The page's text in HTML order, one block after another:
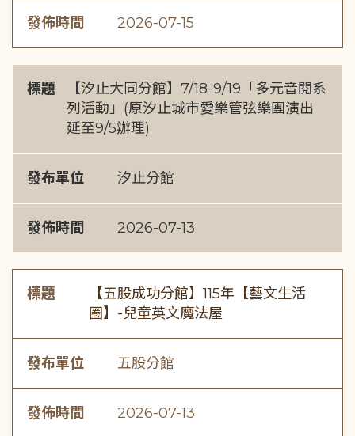
發佈時間 2026-07-15
標題
【汐止大同分館】7/18-9/19「多元音閱系
列活動」(原汐止城市愛樂管弦樂團演出
延至9/5辦理)
發布單位 汐止分館
發佈時間 2026-07-13
標題
【五股成功分館】115年【藝文生活
圈】-兒童英文魔法屋
發布單位 五股分館
發佈時間 2026-07-13